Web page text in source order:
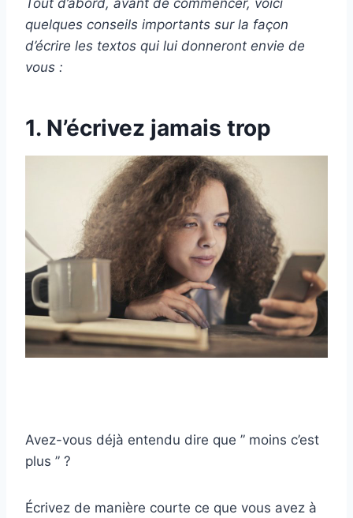
Tout d’abord, avant de commencer, voici
quelques conseils importants sur la façon
d’écrire les textos qui lui donneront envie de
vous :
1. N’écrivez jamais trop
Avez-vous déjà entendu dire que ” moins c’est
plus ” ?
Écrivez de manière courte ce que vous avez à